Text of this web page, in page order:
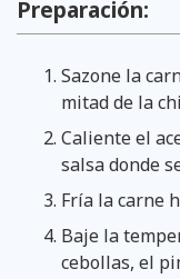
Preparación:
Sazone la
mitad de la
Caliente el
salsa donde
Fría la carne
Baje la
cebollas, el